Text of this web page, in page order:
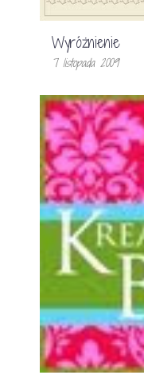
Wyróżnienie
7 listopada 2009